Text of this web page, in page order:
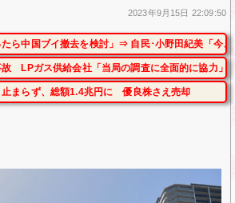
2023年9月15日 22:09:50
ら中国ブイ撤去を検討」⇒ 自民･小野田紀美「今
LPガス供給会社「当局の調査に全面的に協力」
止まらず、総額1.4兆円に 優良株さえ売却